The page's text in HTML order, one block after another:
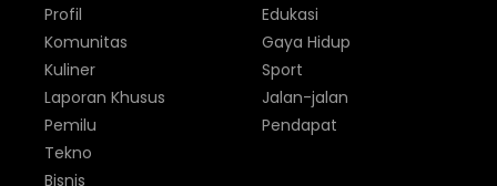
Profil
Komunitas
Kuliner
Laporan Khusus
Pemilu
Edukasi
Gaya Hidup
Sport
Jalan-jalan
Pendapat
Tekno
Bisnis